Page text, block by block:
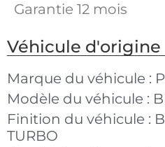
Garantie 12 mois
Véhicule d'origine
Marque du véhicule :
Modèle du véhicule :
Finition du véhicule :
TURBO